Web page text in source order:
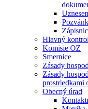
Hlavný
Komisie OZ
Smernice
Zásady
Zásady
prostriedkami
Obecný úrad